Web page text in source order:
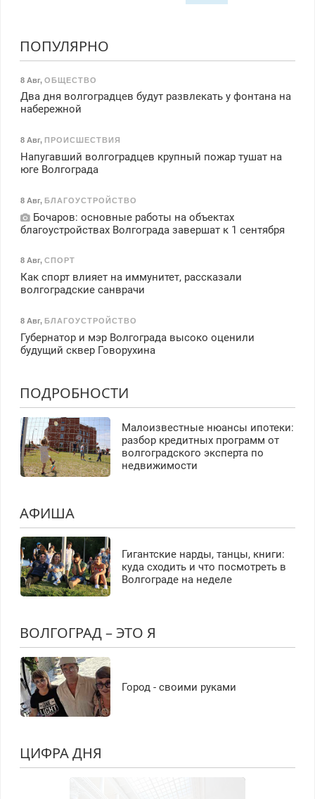
ПОПУЛЯРНО
8 Авг, ОБЩЕСТВО
Два дня волгоградцев будут развлекать у фонтана на
набережной
8 Авг, ПРОИСШЕСТВИЯ
Напугавший волгоградцев крупный пожар тушат на
юге Волгограда
8 Авг, БЛАГОУСТРОЙСТВО
Бочаров: основные работы на объектах
благоустройствах Волгограда завершат к 1 сентября
8 Авг, СПОРТ
Как спорт влияет на иммунитет, рассказали
волгоградские санврачи
8 Авг, БЛАГОУСТРОЙСТВО
Губернатор и мэр Волгограда высоко оценили
будущий сквер Говорухина
ПОДРОБНОСТИ
Малоизвестные нюансы ипотеки:
разбор кредитных программ от
волгоградского эксперта по
недвижимости
АФИША
Гигантские нарды, танцы, книги:
куда сходить и что посмотреть в
Волгограде на неделе
ВОЛГОГРАД – ЭТО Я
Город - своими руками
ЦИФРА ДНЯ